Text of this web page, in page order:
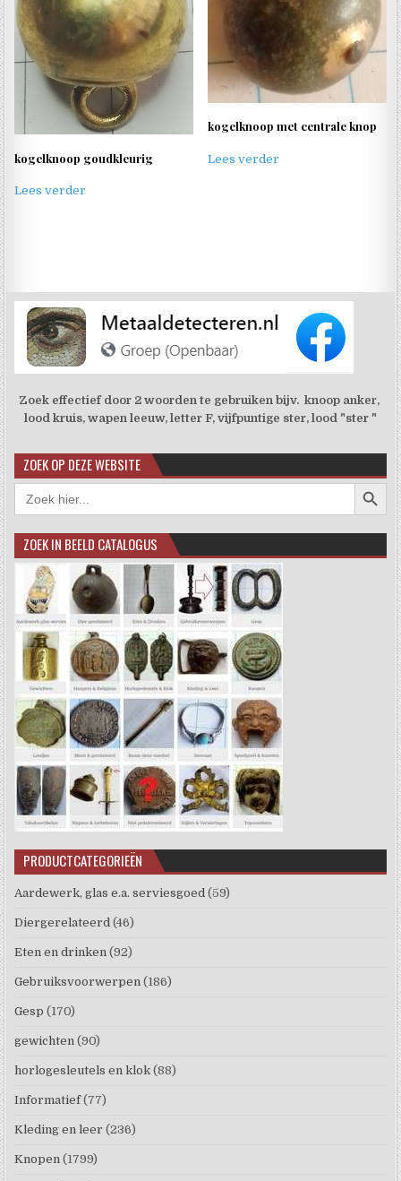
kogelknoop goudkleurig
Lees verder
kogelknoop met centrale knop
Lees verder
Zoek effectief door 2 woorden te gebruiken bijv. knoop anker,
lood kruis, wapen leeuw, letter F, vijfpuntige ster, lood "ster "
ZOEK OP DEZE WEBSITE
Zoek
naar:
ZOEK IN BEELD CATALOGUS
PRODUCTCATEGORIEËN
Aardewerk, glas e.a. serviesgoed (59)
Diergerelateerd (46)
Eten en drinken (92)
Gebruiksvoorwerpen (186)
Gesp (170)
gewichten (90)
horlogesleutels en klok (88)
Informatief (77)
Kleding en leer (236)
Knopen (1799)